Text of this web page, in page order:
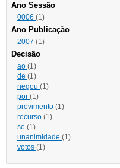
Ano Sessão
0006 (1)
Ano Publicação
2007 (1)
Decisão
ao (1)
de (1)
negou (1)
por (1)
provimento (1)
recurso (1)
se (1)
unanimidade (1)
votos (1)